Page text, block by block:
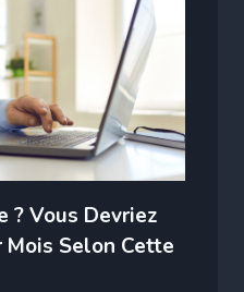
? Vous Devriez
Mois Selon Cette